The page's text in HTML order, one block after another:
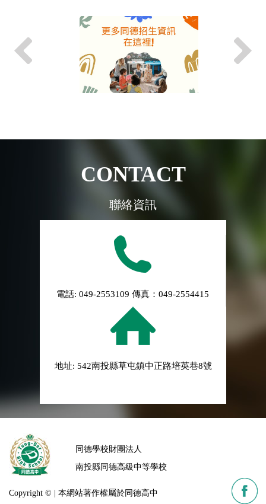
CONTACT
聯絡資訊
電話: 049-2553109 傳真：049-2554415
地址: 542南投縣草屯鎮中正路培英巷8號
同德學校財團法人
南投縣同德高級中等學校
Copyright © | 本網站著作權屬於同德高中